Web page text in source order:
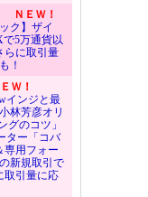
ＮＥＷ！
ク】ザイ
5万通貨以
らに取引量
！
Ｗ！
インジと最
林芳彦オリ
グのコツ」
ター「コバ
専用フォー
新規取引で
取引量に応